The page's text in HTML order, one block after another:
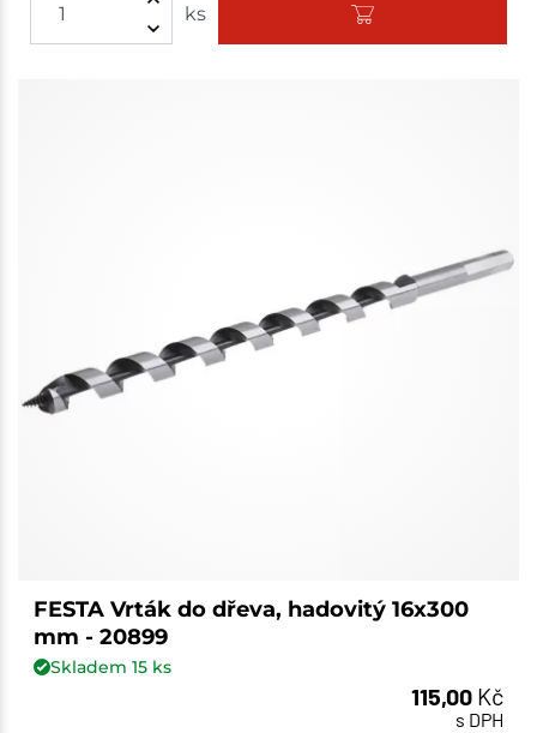
ks
FESTA Vrták do dřeva, hadovitý 16x300
mm - 20899
Skladem 15ks
115,00 Kč
s DPH